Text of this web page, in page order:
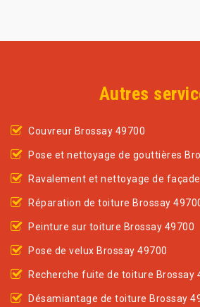
Autres
Couvreur Brossay 49700
Pose et nettoyage de gouttières
Ravalement et nettoyage de
Réparation de toiture Brossay
Peinture sur toiture Brossay 49700
Pose de velux Brossay 49700
Recherche fuite de toiture Brossay
Désamiantage de toiture Brossay